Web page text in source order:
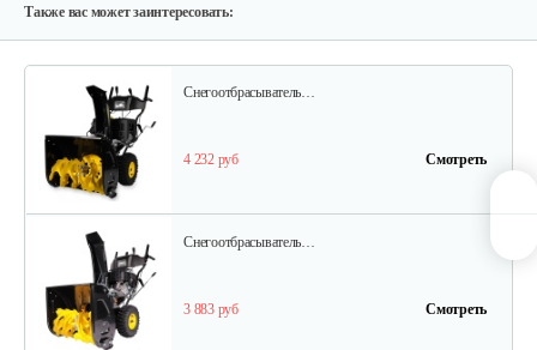
Также вас может заинтересовать:
3 883 руб
Снегоотбрасыватель…
4 232 руб Смотреть
Снегоотбрасыватель…
3 883 руб Смотреть